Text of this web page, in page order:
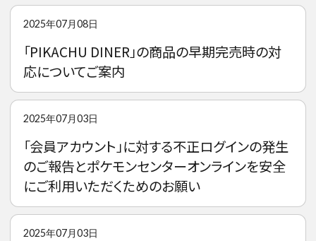
2025年07月08日
「PIKACHU DINER」の商品の早期完売時の対
応についてご案内
2025年07月03日
「会員アカウント」に対する不正ログインの発生
のご報告とポケモンセンターオンラインを安全
にご利用いただくためのお願い
2025年07月03日